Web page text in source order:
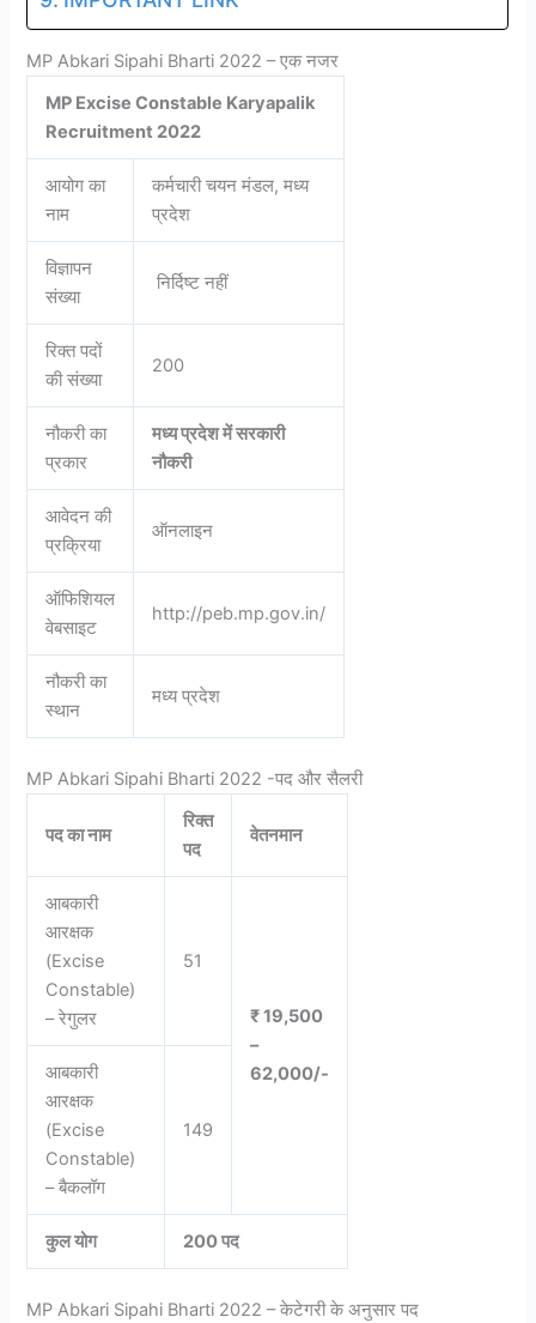
MP Abkari Sipahi Bharti 2022 – एक नजर
MP Excise Constable Karyapalik
Recruitment 2022
आयोग का
नाम
कर्मचारी चयन मंडल, मध्य
प्रदेश
विज्ञापन
संख्या
निर्दिष्ट नहीं
रिक्त पदों
की संख्या
200
नौकरी का
प्रकार
मध्य प्रदेश में सरकारी
नौकरी
आवेदन की
प्रक्रिया
ऑनलाइन
ऑफिशियल
वेबसाइट
http://peb.mp.gov.in/
नौकरी का
स्थान
मध्य प्रदेश
MP Abkari Sipahi Bharti 2022 -पद और सैलरी
पद का नाम
रिक्त
पद
वेतनमान
आबकारी
आरक्षक
(Excise
Constable)
– रेगुलर
51
₹ 19,500
–
62,000/-
आबकारी
आरक्षक
(Excise
Constable)
– बैकलॉग
149
कुल योग 200 पद
MP Abkari Sipahi Bharti 2022 – केटेगरी के अनुसार पद